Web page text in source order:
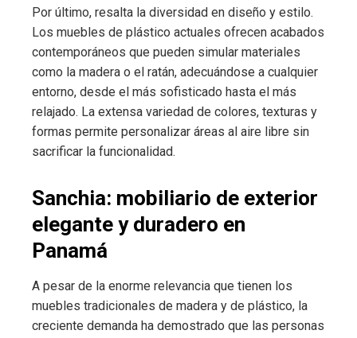
Por último, resalta la diversidad en diseño y estilo.
Los muebles de plástico actuales ofrecen acabados
contemporáneos que pueden simular materiales
como la madera o el ratán, adecuándose a cualquier
entorno, desde el más sofisticado hasta el más
relajado. La extensa variedad de colores, texturas y
formas permite personalizar áreas al aire libre sin
sacrificar la funcionalidad.
Sanchia: mobiliario de exterior
elegante y duradero en
Panamá
A pesar de la enorme relevancia que tienen los
muebles tradicionales de madera y de plástico, la
creciente demanda ha demostrado que las personas